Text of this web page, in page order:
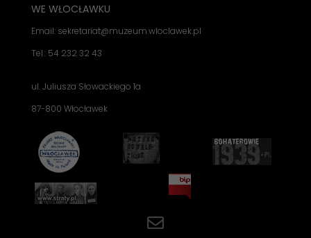
WE WŁOCŁAWKU
Email: sekretariat@muzeum.wloclawek.pl
Tel.: 54 232 32 43
ul. Juliusza Słowackiego 1a
87-800 Włocławek